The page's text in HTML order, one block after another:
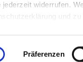
widerrufen.
und zu
Präferenzen